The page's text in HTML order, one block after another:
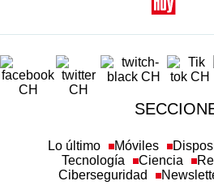
Tecnología
Ciencia
Ciberseguridad